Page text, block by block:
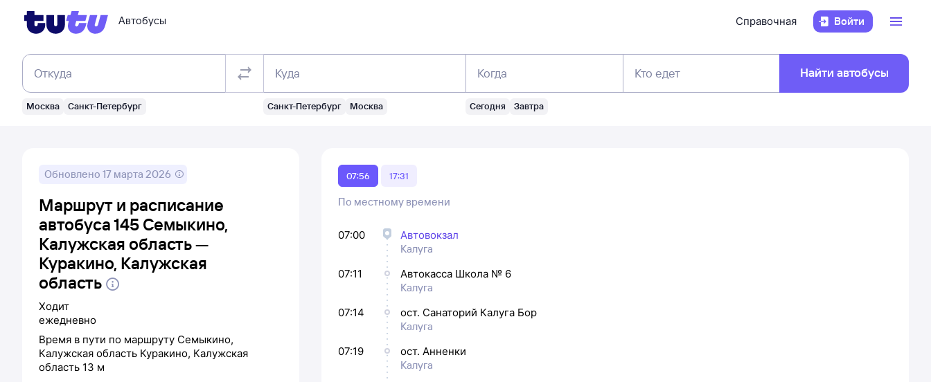
Автобусы Справочная Войти
Откуда
Москва Санкт-Петербург
Куда
Санкт-Петербург Москва
Когда
Сегодня Завтра
Кто едет Найти автобусы
Обновлено 17 марта 2026
Маршрут и расписание
автобуса 145 Семыкино,
Калужская область —
Куракино, Калужская
область
Ходит
ежедневно
Время в пути по маршруту Семыкино,
Калужская область Куракино, Калужская
область 13 м
07:56 17:31
По местному времени
07:00
Автовокзал
Калуга
07:11
Автокасса Школа № 6
Калуга
07:14
ост. Санаторий Калуга Бор
Калуга
07:19
ост. Анненки
Калуга